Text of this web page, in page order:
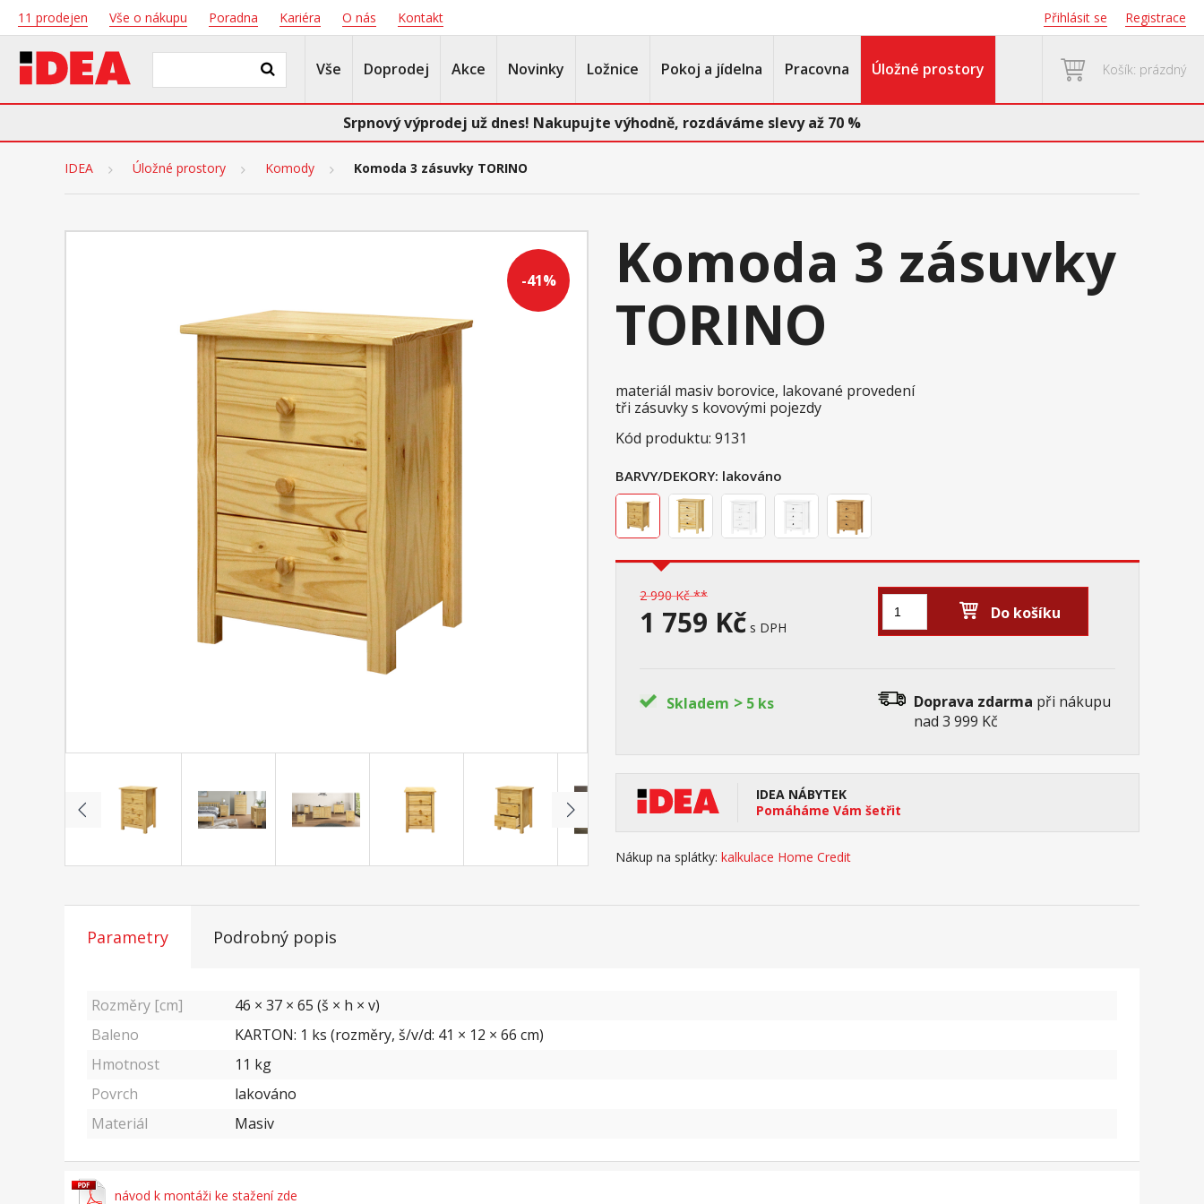
11 prodejen Vše o nákupu Poradna Kariéra O nás Kontakt Přihlásit se Registrace
Vše Doprodej Akce Novinky Ložnice Pokoj a jídelna Pracovna Úložné prostory Košík: prázdný
Srpnový výprodej už dnes! Nakupujte výhodně, rozdáváme slevy až 70 %
IDEA Úložné prostory Komody Komoda 3 zásuvky TORINO
-41%
Komoda 3 zásuvky
TORINO
materiál masiv borovice, lakované provedení
tři zásuvky s kovovými pojezdy
Kód produktu: 9131
BARVY/DEKORY: lakováno
2 990 Kč **
1 759 Kč s DPH
Do košíku
Skladem > 5 ks Doprava zdarma při nákupu
nad 3 999 Kč
IDEA NÁBYTEK
Pomáháme Vám šetřit
Nákup na splátky: kalkulace Home Credit
Parametry Podrobný popis
Rozměry [cm]
46 × 37 × 65 (š × h × v)
Baleno
KARTON: 1 ks (rozměry, š/v/d: 41 × 12 × 66 cm)
Hmotnost
11 kg
Povrch
lakováno
Materiál
Masiv
návod k montáži ke stažení zde